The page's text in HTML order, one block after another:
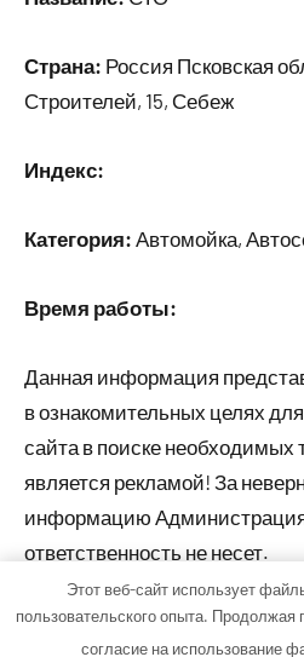
Страна: Россия Псковская
Строителей, 15, Себеж
Индекс:
Категория: Автомойка,
Время работы:
Данная информация
в ознакомительных целях
сайта в поиске необходимых
является рекламой! За
информацию
ответственность не несет.
Тема WordPress: Occasio от
Этот веб-сайт использует
пользовательского опыта. Продолжая
согласие на использование